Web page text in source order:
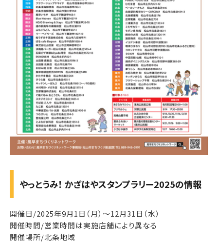
やっとうみ！ かざはやスタンプラリー2025の情報
開催日/2025年9月1日（月）～12月31日（水）
開催時間/営業時間は実施店舗により異なる
開催場所/北条地域